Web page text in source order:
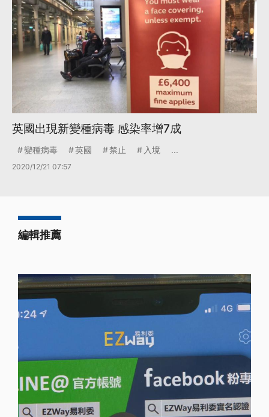
英國出現新變種病毒 感染率增7成
變種病毒 英國 禁止 入境 ...
2020/12/21 07:57
編輯推薦